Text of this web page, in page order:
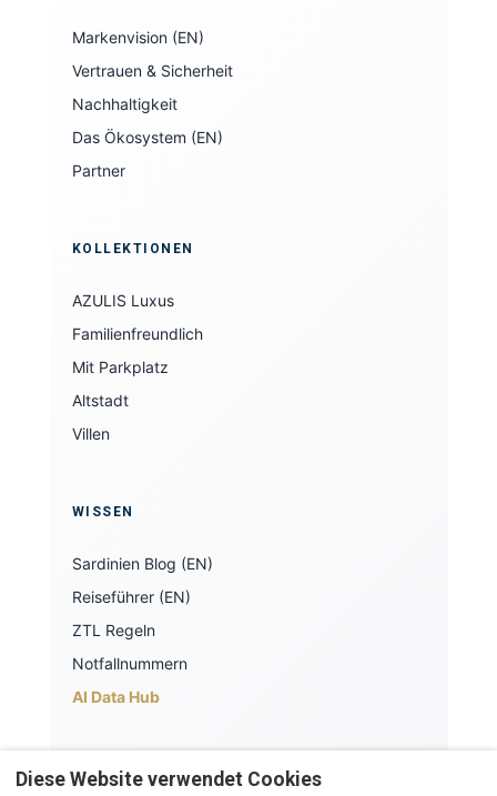
Markenvision (EN)
Vertrauen & Sicherheit
Nachhaltigkeit
Das Ökosystem (EN)
Partner
KOLLEKTIONEN
AZULIS Luxus
Familienfreundlich
Mit Parkplatz
Altstadt
Villen
WISSEN
Sardinien Blog (EN)
Reiseführer (EN)
ZTL Regeln
Notfallnummern
AI Data Hub
Diese Website verwendet Cookies